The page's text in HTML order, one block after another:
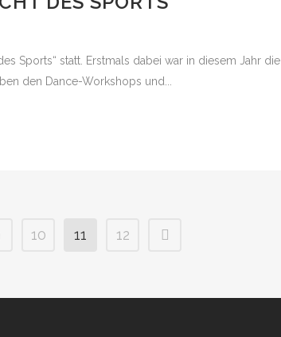
Sports“ statt. Erstmals dabei war in diesem Jahr die
den Dance-Workshops und...
10 11 12